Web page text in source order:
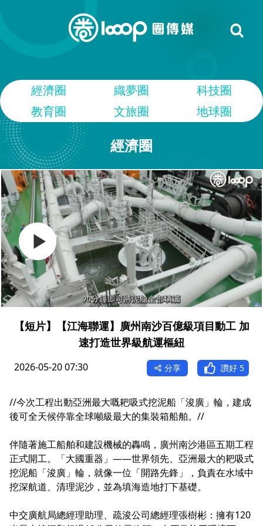
經濟圈 織夢圈
科技圈
教育圈
文旅圈 地球圈
經濟圈
【短片】【江海聯運】廣州南沙百億級項目動工 加
速打造世界級航運樞紐
2026-05-20 07:30 分享 讚好 5
//今次工程出動亞洲最大嘅耙吸式挖泥船「浚廣」輪，建成
後可全天候停靠全球噸級最大的集裝箱船舶。//
伴隨著施工船舶和建設機械的轟鳴，廣州南沙港區五期工程
正式開工。「大國重器」——世界領先、亞洲最大的耙吸式
挖泥船「浚廣」輪，就像一位「開路先鋒」，負責在水域中
挖深航道、清理泥沙，並為填海造地打下基礎。
中交廣航局總經理助理、疏浚公司總經理張樹彬：擁有120